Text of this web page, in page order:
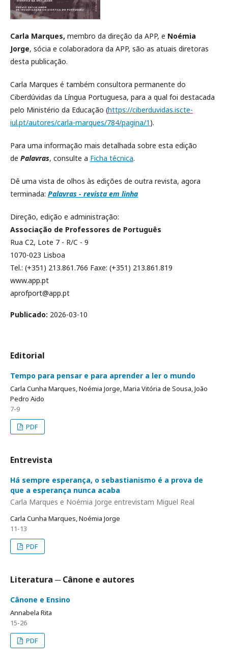
Carla Marques, membro da direção da APP, e Noémia
Jorge, sócia e colaboradora da APP, são as atuais diretoras
desta publicação.
Carla Marques é também consultora permanente do
Ciberdúvidas da Língua Portuguesa, para a qual foi destacada
pelo Ministério da Educação (https://ciberduvidas.iscte-
iul.pt/autores/carla-marques/784/pagina/1 ).
Para uma informação mais detalhada sobre esta edição
de Palavras, consulte a Ficha técnica.
Dê uma vista de olhos às edições de outra revista, agora
terminada: Palavras - revista em linha
Direção, edição e administração:
Associação de Professores de Português
Rua C2, Lote 7 - R/C - 9
1070-023 Lisboa
Tel.: (+351) 213.861.766 Faxe: (+351) 213.861.819
www.app.pt
aprofport@app.pt
Publicado: 2026-03-10
Editorial
Tempo para pensar e para aprender a ler o mundo
Carla Cunha Marques, Noémia Jorge, Maria Vitória de Sousa, João
Pedro Aido
7-9
PDF
Entrevista
Há sempre esperança, o sebastianismo é a prova de
que a esperança nunca acaba
Carla Marques e Noémia Jorge entrevistam Miguel Real
Carla Cunha Marques, Noémia Jorge
11-13
PDF
Literatura ─ Cânone e autores
Cânone e Ensino
Annabela Rita
15-26
PDF